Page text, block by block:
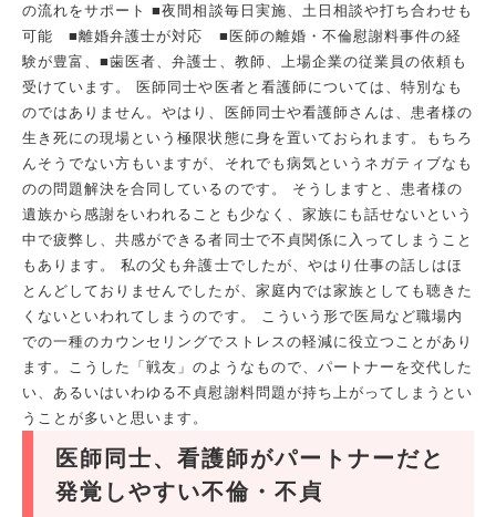
の流れをサポート ■夜間相談毎日実施、土日相談や打ち合わせも
可能 ■離婚弁護士が対応 ■医師の離婚・不倫慰謝料事件の経
験が豊富、■歯医者、弁護士、教師、上場企業の従業員の依頼も
受けています。 医師同士や医者と看護師については、特別なも
のではありません。やはり、医師同士や看護師さんは、患者様の
生き死にの現場という極限状態に身を置いておられます。もちろ
んそうでない方もいますが、それでも病気というネガティブなも
のの問題解決を合同しているのです。 そうしますと、患者様の
遺族から感謝をいわれることも少なく、家族にも話せないという
中で疲弊し、共感ができる者同士で不貞関係に入ってしまうこと
もあります。 私の父も弁護士でしたが、やはり仕事の話しはほ
とんどしておりませんでしたが、家庭内では家族としても聴きた
くないといわれてしまうのです。 こういう形で医局など職場内
での一種のカウンセリングでストレスの軽減に役立つことがあり
ます。こうした「戦友」のようなもので、パートナーを交代した
い、あるいはいわゆる不貞慰謝料問題が持ち上がってしまうとい
うことが多いと思います。
医師同士、看護師がパートナーだと
発覚しやすい不倫・不貞